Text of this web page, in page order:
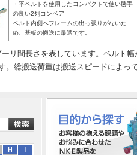
・平ベルトを使用したコンパクトで使い勝手
の良い2列コンベア
ベルト内側へフレームの出っ張りがないた
め、基板の搬送に最適です。
リ間長さを表しています。ベルト
。総搬送荷重は搬送スピードによっ